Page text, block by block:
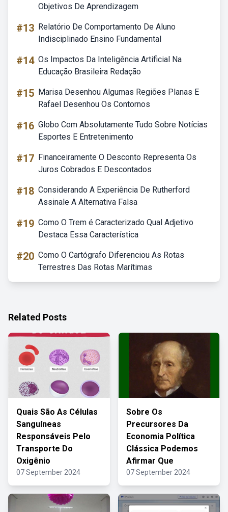
Objetivos De Aprendizagem
#13 Relatório De Comportamento De Aluno
Indisciplinado Ensino Fundamental
#14 Os Impactos Da Inteligência Artificial Na
Educação Brasileira Redação
#15 Marisa Desenhou Algumas Regiões Planas E
Rafael Desenhou Os Contornos
#16 Globo Com Absolutamente Tudo Sobre Notícias
Esportes E Entretenimento
#17 Financeiramente O Desconto Representa Os
Juros Cobrados E Descontados
#18 Considerando A Experiência De Rutherford
Assinale A Alternativa Falsa
#19 Como O Trem é Caracterizado Qual Adjetivo
Destaca Essa Característica
#20 Como O Cartógrafo Diferenciou As Rotas
Terrestres Das Rotas Marítimas
Related Posts
Quais São As Células
Sanguíneas
Responsáveis Pelo
Transporte Do
Oxigênio
07 September 2024
Sobre Os
Precursores Da
Economia Política
Clássica Podemos
Afirmar Que
07 September 2024